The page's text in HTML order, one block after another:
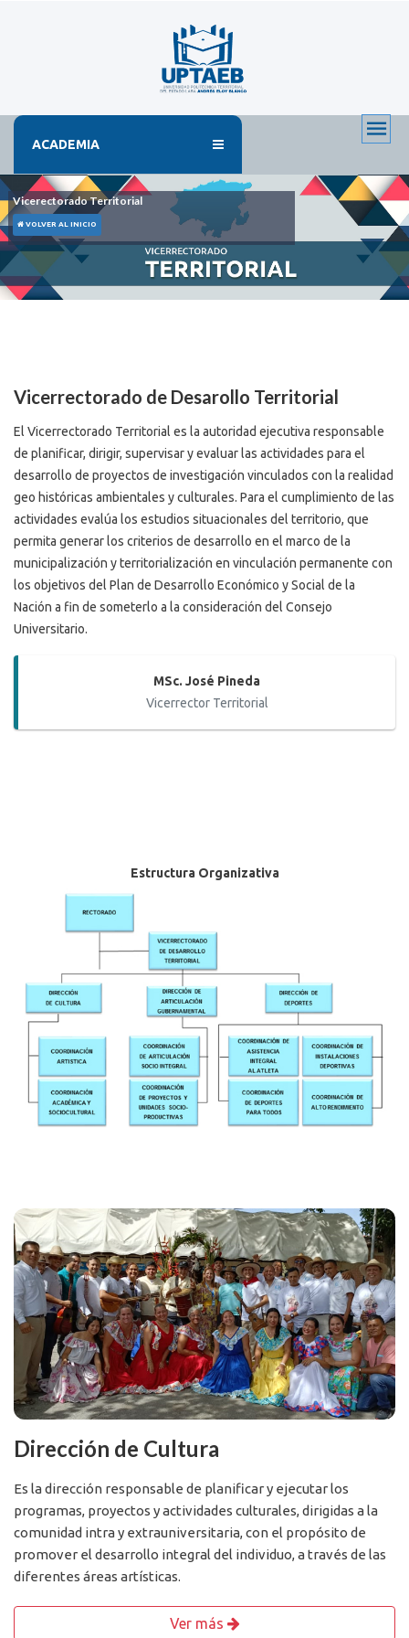
ACADEMIA
Vicerectorado Territorial
VOLVER AL INICIO
Vicerrectorado de Desarollo Territorial
El Vicerrectorado Territorial es la autoridad ejecutiva responsable
de planificar, dirigir, supervisar y evaluar las actividades para el
desarrollo de proyectos de investigación vinculados con la realidad
geo históricas ambientales y culturales. Para el cumplimiento de las
actividades evalúa los estudios situacionales del territorio, que
permita generar los criterios de desarrollo en el marco de la
municipalización y territorialización en vinculación permanente con
los objetivos del Plan de Desarrollo Económico y Social de la
Nación a fin de someterlo a la consideración del Consejo
Universitario.
MSc. José Pineda
Vicerrector Territorial
Estructura Organizativa
Dirección de Cultura
Es la dirección responsable de planificar y ejecutar los
programas, proyectos y actividades culturales, dirigidas a la
comunidad intra y extrauniversitaria, con el propósito de
promover el desarrollo integral del individuo, a través de las
diferentes áreas artísticas.
Ver más